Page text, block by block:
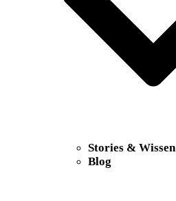
Stories & Wissen
Blog